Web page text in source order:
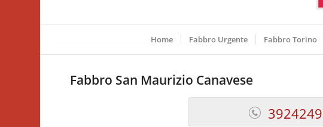
Home Fabbro Urgente Fabbro Torino
Fabbro San Maurizio Canavese